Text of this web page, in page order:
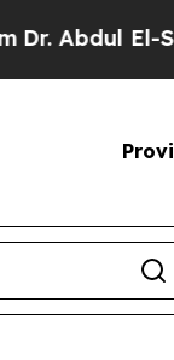
Sayed on